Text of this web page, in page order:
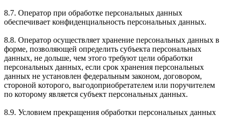
8.7. Оператор при обработке персональных данных
обеспечивает конфиденциальность персональных данных.
8.8. Оператор осуществляет хранение персональных данных в
форме, позволяющей определить субъекта персональных
данных, не дольше, чем этого требуют цели обработки
персональных данных, если срок хранения персональных
данных не установлен федеральным законом, договором,
стороной которого, выгодоприобретателем или поручителем
по которому является субъект персональных данных.
8.9. Условием прекращения обработки персональных данных